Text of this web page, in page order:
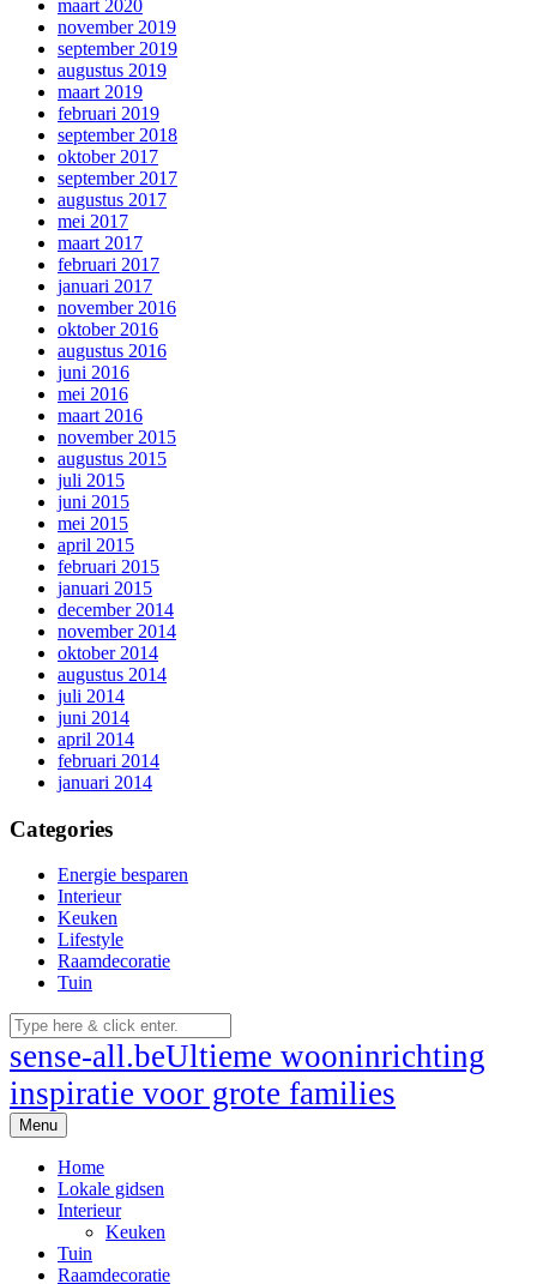
maart 2020
november 2019
september 2019
augustus 2019
maart 2019
februari 2019
september 2018
oktober 2017
september 2017
augustus 2017
mei 2017
maart 2017
februari 2017
januari 2017
november 2016
oktober 2016
augustus 2016
juni 2016
mei 2016
maart 2016
november 2015
augustus 2015
juli 2015
juni 2015
mei 2015
april 2015
februari 2015
januari 2015
december 2014
november 2014
oktober 2014
augustus 2014
juli 2014
juni 2014
april 2014
februari 2014
januari 2014
Categories
Energie besparen
Interieur
Keuken
Lifestyle
Raamdecoratie
Tuin
sense-all.beUltieme wooninrichting
inspiratie voor grote families
Menu
Home
Lokale gidsen
Interieur
Keuken
Tuin
Raamdecoratie